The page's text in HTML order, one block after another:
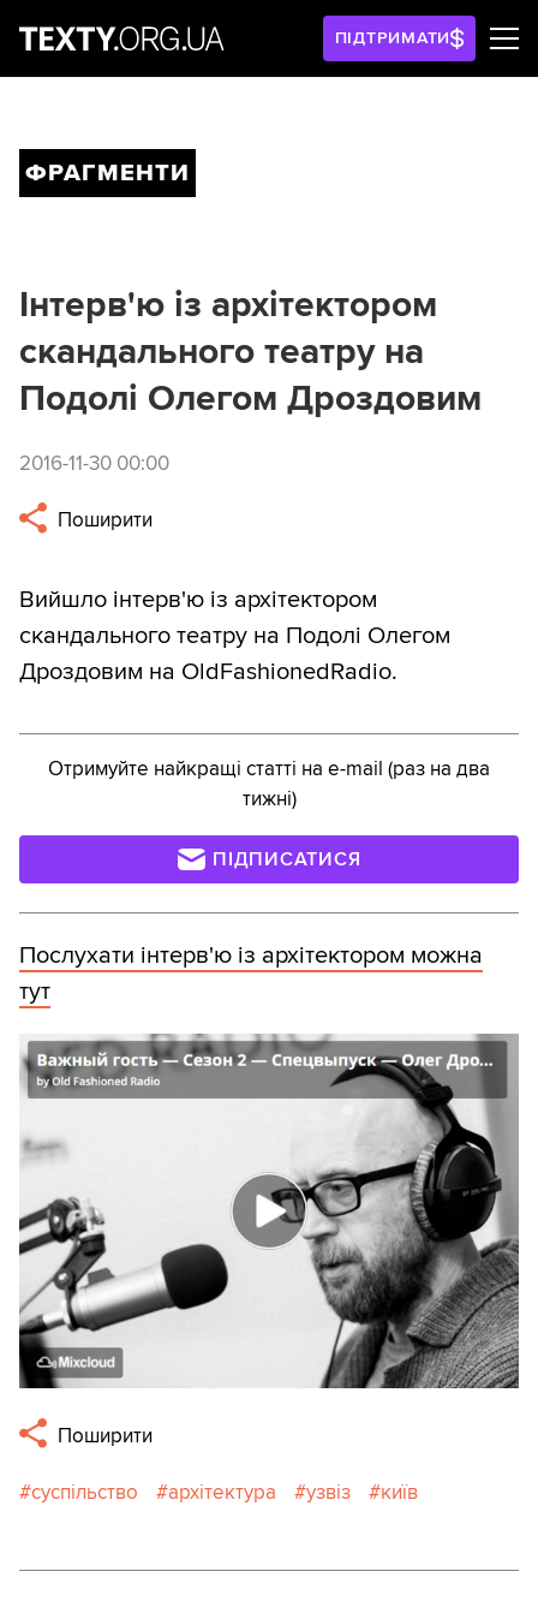
ПІДТРИМАТИ
ФРАГМЕНТИ
Інтерв'ю із архітектором
скандального театру на
Подолі Олегом Дроздовим
2016-11-30 00:00
Поширити
Вийшло інтерв'ю із архітектором
скандального театру на Подолі Олегом
Дроздовим на OldFashionedRadio.
Отримуйте найкращі статті на e-mail (раз на два
тижні)
ПІДПИСАТИСЯ
Послухати інтерв'ю із архітектором можна
тут
Поширити
суспільство архітектура узвіз київ